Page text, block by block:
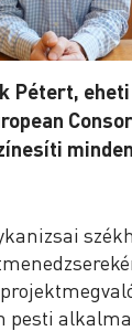
Pétert, eheti
pesti